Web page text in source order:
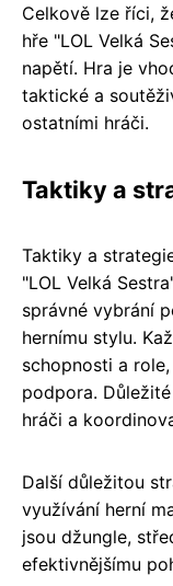
Celkově lze říci,
hře "LOL Velká
napětí. Hra je
taktické a
ostatními hráči.
Taktiky a
Taktiky a
"LOL Velká
správné vybrání
hernímu stylu.
schopnosti a
podpora.
hráči a
Další důležitou
využívání herní
jsou džungle,
efektivnějšímu